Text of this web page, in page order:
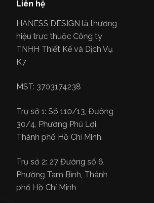
Liên hệ
HANESS DESIGN là thương
hiệu trực thuộc Công ty
TNHH Thiết Kế và Dịch Vụ
K7
MST: 3703174238
Trụ sở 1: Số 110/13, Đường
30/4, Phường Phú Lợi,
Thành phố Hồ Chí Minh.
Trụ sở 2: 27 Đường số 6,
Phường Tam Bình, Thành
phố Hồ Chí Minh